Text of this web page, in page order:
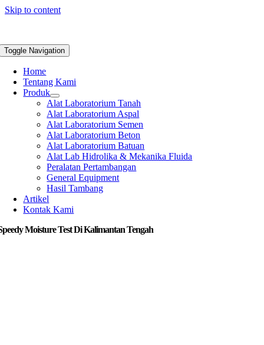
Skip to content
Toggle Navigation
Home
Tentang Kami
Produk
Alat Laboratorium Tanah
Alat Laboratorium Aspal
Alat Laboratorium Semen
Alat Laboratorium Beton
Alat Laboratorium Batuan
Alat Lab Hidrolika & Mekanika Fluida
Peralatan Pertambangan
General Equipment
Hasil Tambang
Artikel
Kontak Kami
Moisture Test Di Kalimantan Tengah